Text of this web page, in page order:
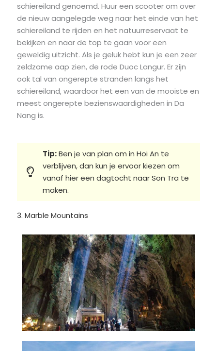
schiereiland genoemd. Huur een scooter om over
de nieuw aangelegde weg naar het einde van het
schiereiland te rijden en het natuurreservaat te
bekijken en naar de top te gaan voor een
geweldig uitzicht. Als je geluk hebt kun je een zeer
zeldzame aap zien, de rode Duoc Langur. Er zijn
ook tal van ongerepte stranden langs het
schiereiland, waardoor het een van de mooiste en
meest ongerepte bezienswaardigheden in Da
Nang is.
Tip:Ben je van plan om in Hoi An te
verblijven, dan kun je ervoor kiezen om
vanaf hier een dagtocht naar Son Tra te
maken.
3. Marble Mountains